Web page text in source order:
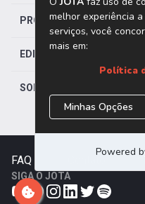
PRO SAÚDE
EDITORIAS
SOBRE O JOTA
FAQ
SIGA O JOTA